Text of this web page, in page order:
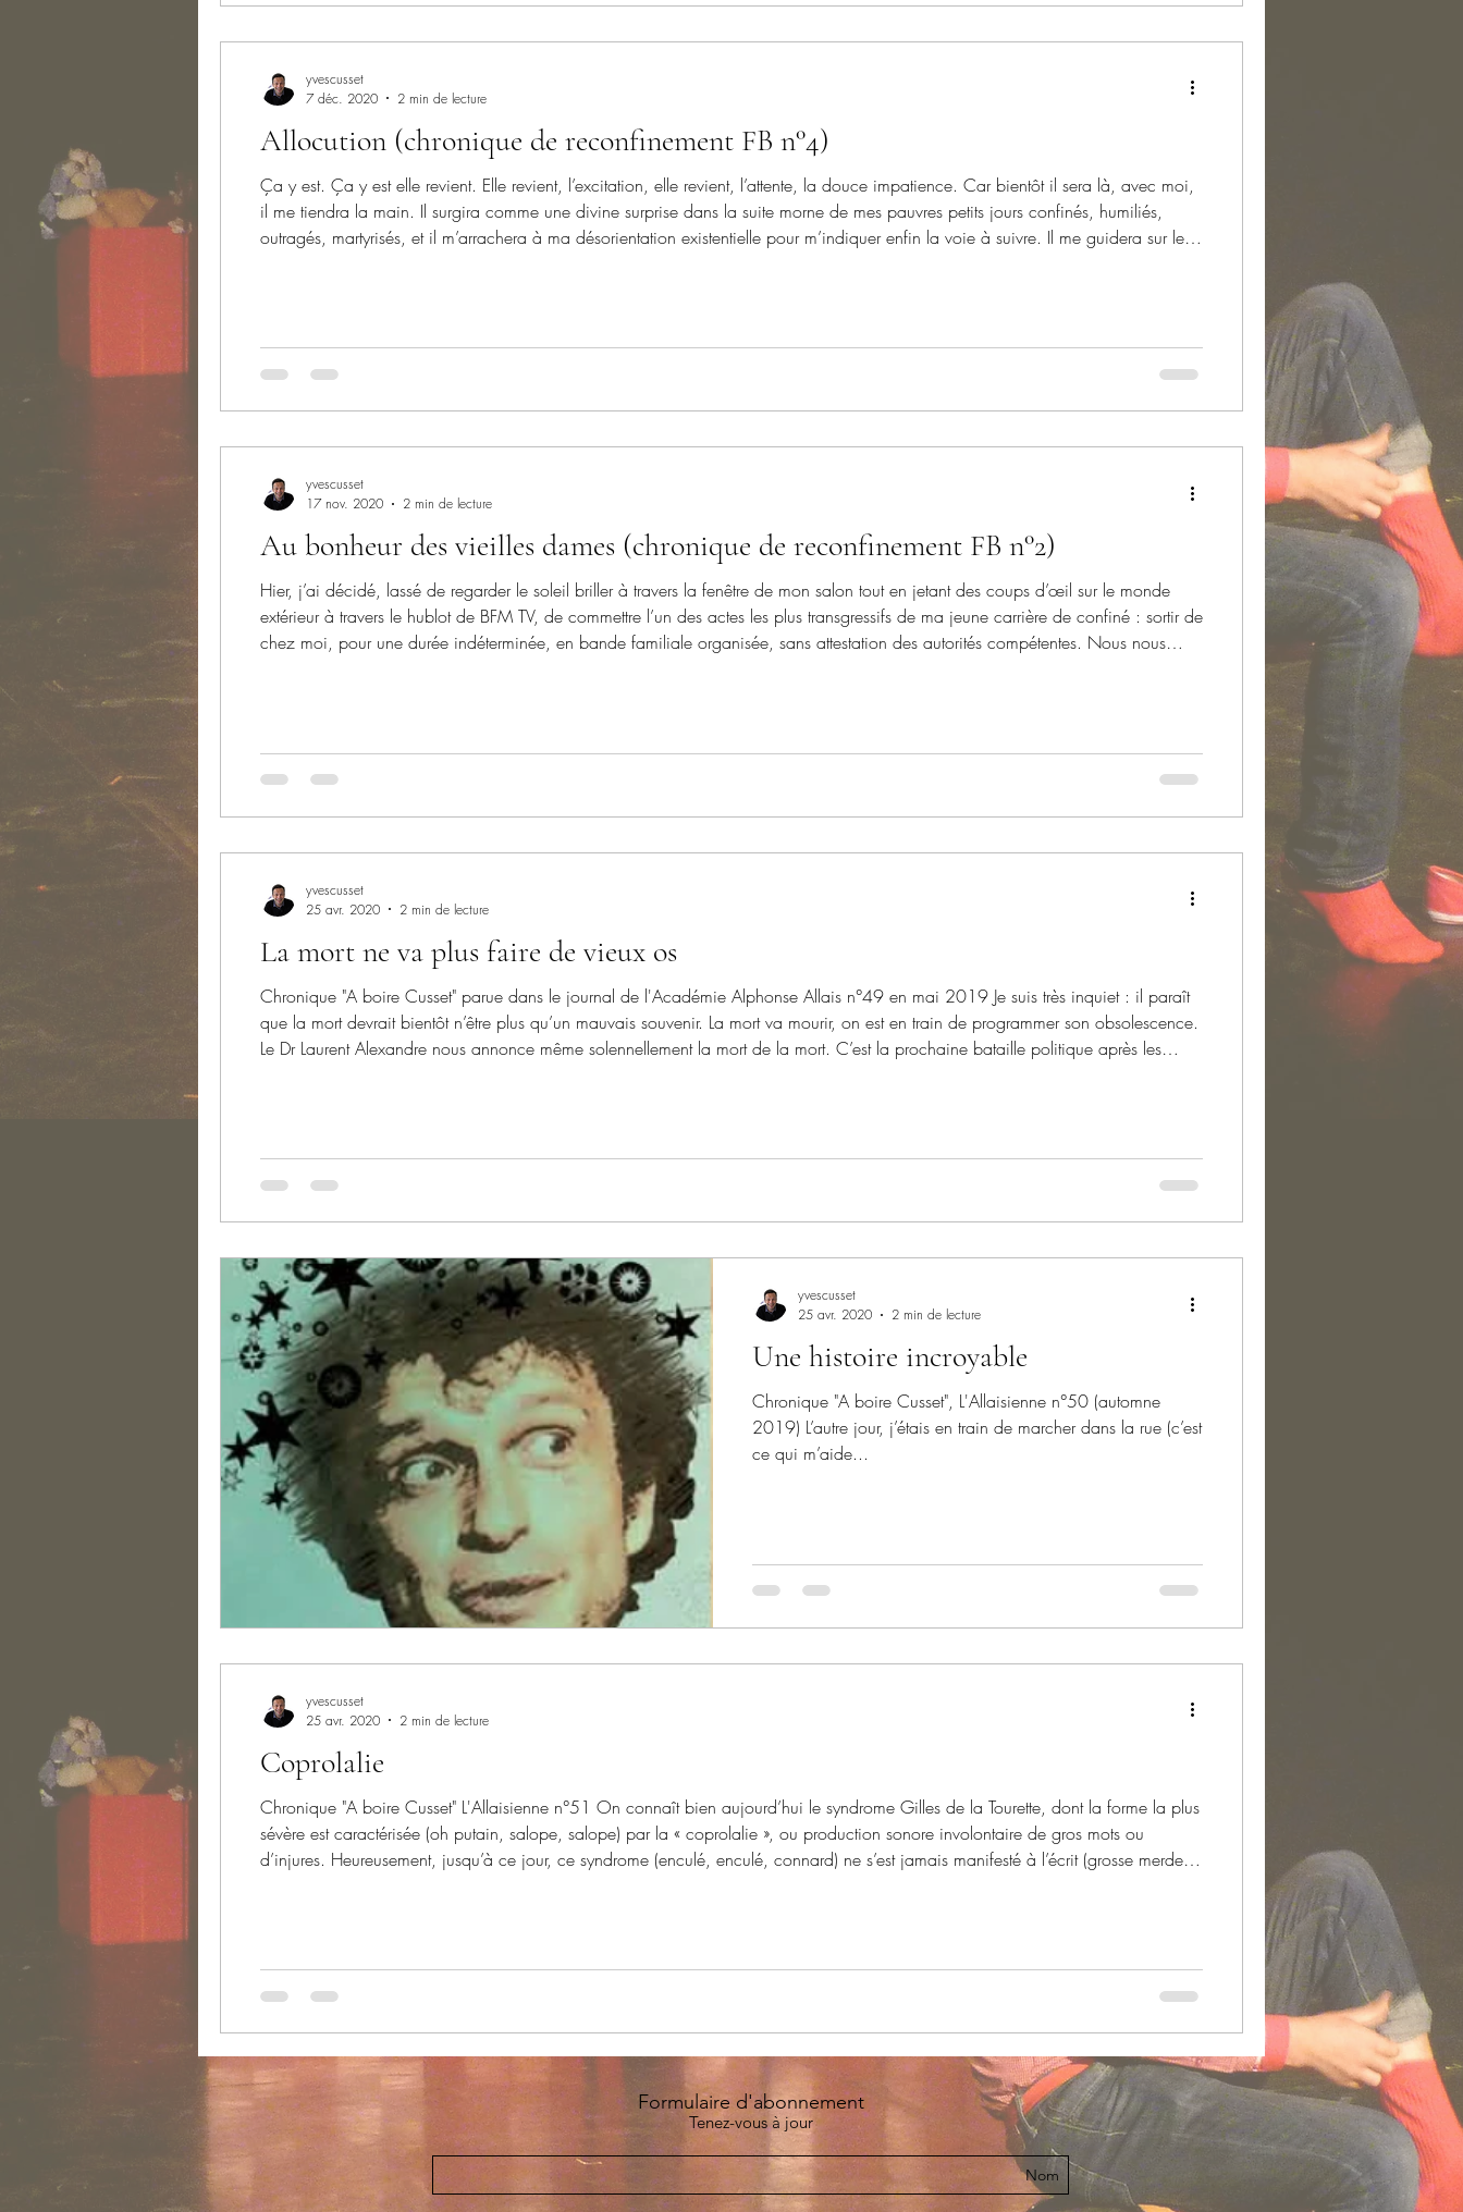
Allocution (chronique de reconfinement FB n°4)
Ça y est. Ça y est elle revient. Elle revient, l’excitation, elle revient, l’attente, la douce impatience. Car bientôt il sera là, avec moi,
il me tiendra la main. Il surgira comme une divine surprise dans la suite morne de mes pauvres petits jours confinés, humiliés,
outragés, martyrisés, et il m’arrachera à ma désorientation existentielle pour m’indiquer enfin la voie à suivre. Il me guidera sur le
yvescusset
7 déc. 2020
2 min de lecture
Au bonheur des vieilles dames (chronique de reconfinement FB n°2)
Hier, j’ai décidé, lassé de regarder le soleil briller à travers la fenêtre de mon salon tout en jetant des coups d’œil sur le monde
extérieur à travers le hublot de BFM TV, de commettre l’un des actes les plus transgressifs de ma jeune carrière de confiné : sortir de
chez moi, pour une durée indéterminée, en bande familiale organisée, sans attestation des autorités compétentes. Nous nous
yvescusset
17 nov. 2020
2 min de lecture
La mort ne va plus faire de vieux os
Chronique "A boire Cusset" parue dans le journal de l'Académie Alphonse Allais n°49 en mai 2019 Je suis très inquiet : il paraît
que la mort devrait bientôt n’être plus qu’un mauvais souvenir. La mort va mourir, on est en train de programmer son obsolescence.
Le Dr Laurent Alexandre nous annonce même solennellement la mort de la mort. C’est la prochaine bataille politique après les
yvescusset
25 avr. 2020
2 min de lecture
Une histoire incroyable
Chronique "A boire Cusset", L'Allaisienne n°50 (automne
2019) L’autre jour, j’étais en train de marcher dans la rue (c’est
ce qui m’aide...
yvescusset
25 avr. 2020
2 min de lecture
Coprolalie
Chronique "A boire Cusset" L'Allaisienne n°51 On connaît bien aujourd’hui le syndrome Gilles de la Tourette, dont la forme la plus
sévère est caractérisée (oh putain, salope, salope) par la « coprolalie », ou production sonore involontaire de gros mots ou
d’injures. Heureusement, jusqu’à ce jour, ce syndrome (enculé, enculé, connard) ne s’est jamais manifesté à l’écrit (grosse merde,
yvescusset
25 avr. 2020
2 min de lecture
Formulaire d'abonnement
Tenez-vous à jour